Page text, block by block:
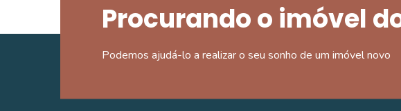
Procurando o imóvel
Podemos ajudá-lo a realizar o seu sonho de um imóvel novo